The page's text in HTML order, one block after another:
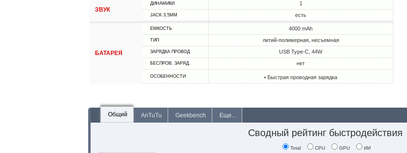
ЗВУК
ДИНАМИКИ 1
JACK 3.5MM есть
БАТАРЕЯ
ЕМКОСТЬ 4000 mAh
ТИП литий-полимерная, несъемная
ЗАРЯДКА ПРОВОД USB Type-C, 44W
БЕСПРОВ. ЗАРЯД. нет
ОСОБЕННОСТИ • Быстрая проводная зарядка
Общий AnTuTu Geekbench Еще...
Сводный рейтинг быстродействия
Total CPU GPU ИИ